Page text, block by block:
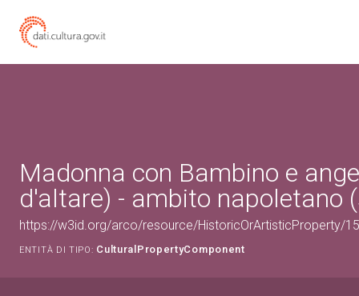
Madonna con Bambino e
d'altare) - ambito napoletano
https://w3id.org/arco/resource/HistoricOrArtisticProperty/
ENTITÀ DI TIPO: CulturalPropertyComponent